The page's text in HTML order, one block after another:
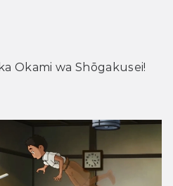
Okami wa Shōgakusei!